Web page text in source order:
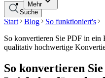
Mehr
Suche
Start Blog
So funktioniert's
So konvertieren Sie PDF in
qualitativ hochwertige
So konvertieren